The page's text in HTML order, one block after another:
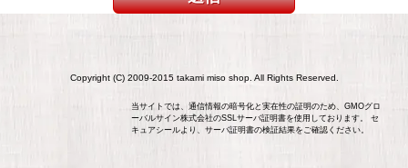
Copyright (C) 2009-2015 takami miso shop. All Rights Reserved.
当サイトでは、通信情報の暗号化と実在性の証明のため、GMOグロ
ーバルサイン株式会社のSSLサーバ証明書を使用しております。 セ
キュアシールより、サーバ証明書の検証結果をご確認ください。